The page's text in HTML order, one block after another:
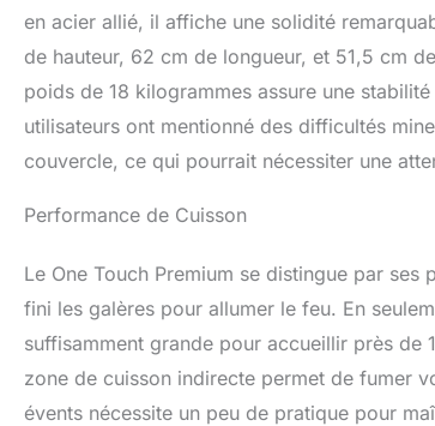
en acier allié, il affiche une solidité
de hauteur, 62 cm de longueur, et 51,5 cm
poids de 18 kilogrammes assure une
utilisateurs ont mentionné des difficultés
couvercle, ce qui pourrait nécessiter une
Performance de Cuisson
Le One Touch Premium se distingue par ses
fini les galères pour allumer le feu. En
suffisamment grande pour accueillir près de
zone de cuisson indirecte permet de fumer
évents nécessite un peu de pratique pour